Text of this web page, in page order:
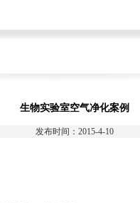
生物实验室空气净化案例
发布时间：2015-4-10